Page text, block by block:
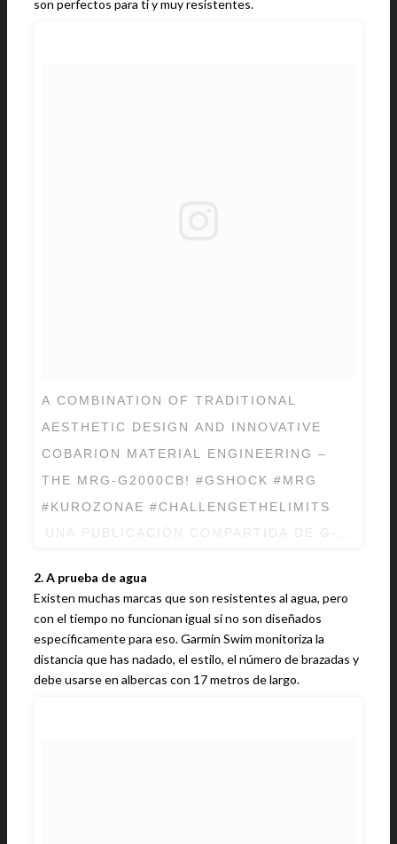
son perfectos para ti y muy resistentes.
A COMBINATION OF TRADITIONAL
AESTHETIC DESIGN AND INNOVATIVE
COBARION MATERIAL ENGINEERING –
THE MRG-G2000CB! #GSHOCK #MRG
#KUROZONAE #CHALLENGETHELIMITS
2. A prueba de agua
Existen muchas marcas que son resistentes al agua, pero
con el tiempo no funcionan igual si no son diseñados
específicamente para eso. Garmin Swim monitoriza la
distancia que has nadado, el estilo, el número de brazadas y
debe usarse en albercas con 17 metros de largo.